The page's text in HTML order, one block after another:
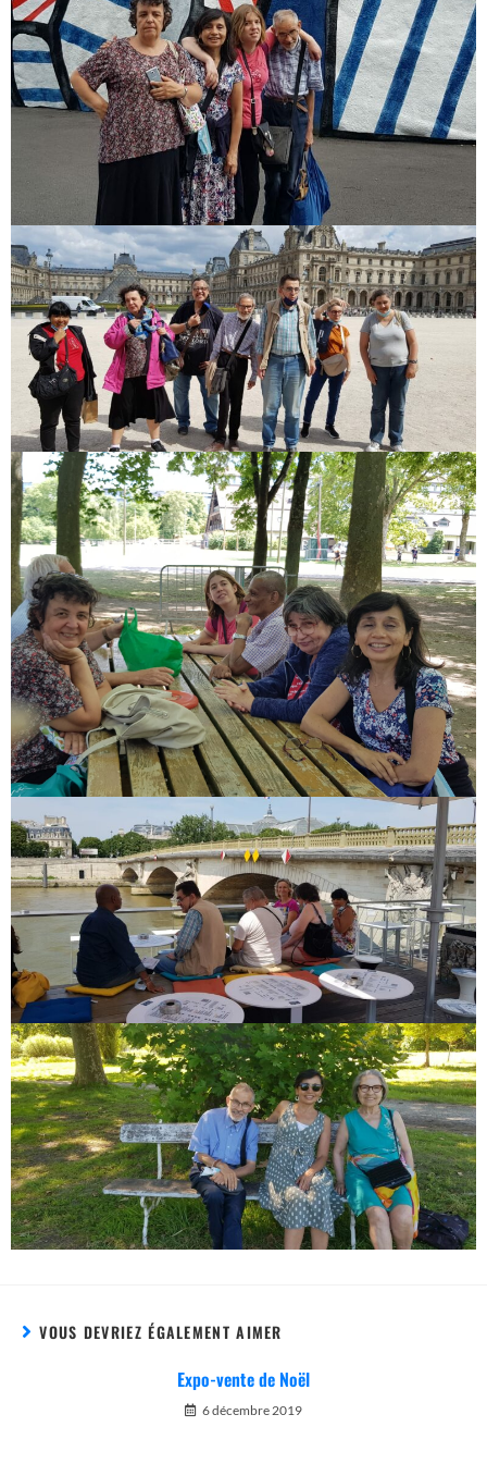
VOUS DEVRIEZ ÉGALEMENT AIMER
Expo-vente de Noël
6 décembre 2019